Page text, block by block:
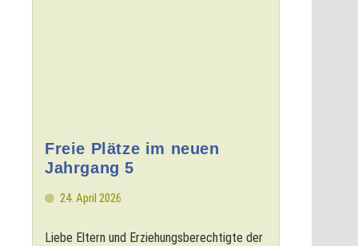
Freie Plätze im neuen
Jahrgang 5
24. April 2026
Liebe Eltern und Erziehungsberechtigte der